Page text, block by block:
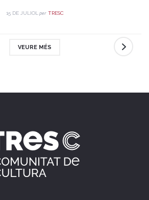
15 DE JULIOL per TRESC
VEURE MÉS